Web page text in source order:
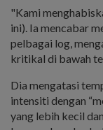
"Kami
ini). Ia mencabar
pelbagai log,
kritikal di bawah
Dia mengatasi
intensiti dengan
yang lebih kecil